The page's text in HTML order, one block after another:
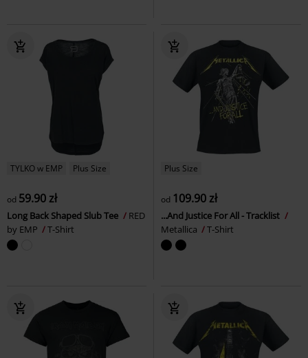
TYLKO w EMP Plus Size
od 59.90 zł
Long Back Shaped Slub Tee
RED
by EMP
T-Shirt
Plus Size
od 109.90 zł
...And Justice For All - Tracklist
Metallica
T-Shirt